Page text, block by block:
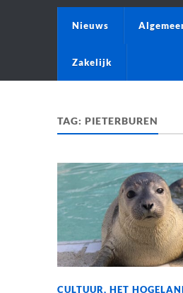
Nieuws
Zakelijk
TAG: PIETERBUREN
CULTUUR, HET